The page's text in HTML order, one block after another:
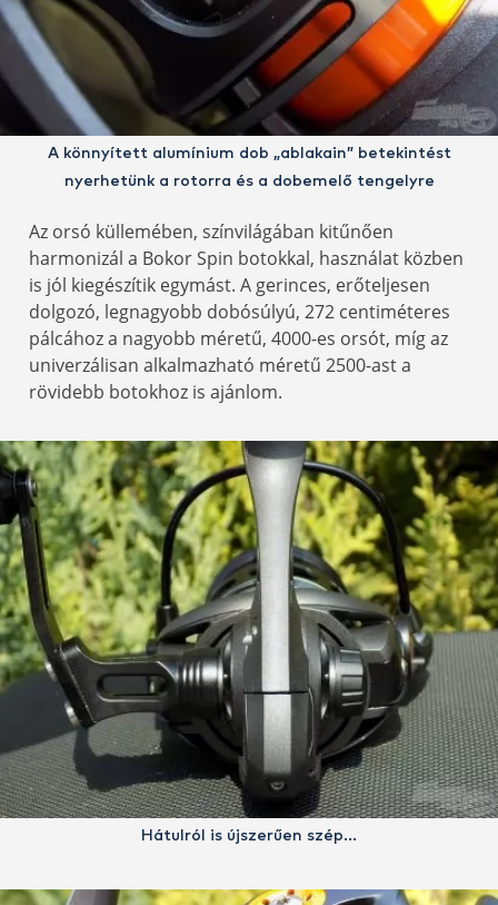
A könnyített alumínium dob „ablakain” betekintést
nyerhetünk a rotorra és a dobemelő tengelyre
Az orsó küllemében, színvilágában kitűnően
harmonizál a Bokor Spin botokkal, használat közben
is jól kiegészítik egymást. A gerinces, erőteljesen
dolgozó, legnagyobb dobósúlyú, 272 centiméteres
pálcához a nagyobb méretű, 4000-es orsót, míg az
univerzálisan alkalmazható méretű 2500-ast a
rövidebb botokhoz is ajánlom.
Hátulról is újszerűen szép…